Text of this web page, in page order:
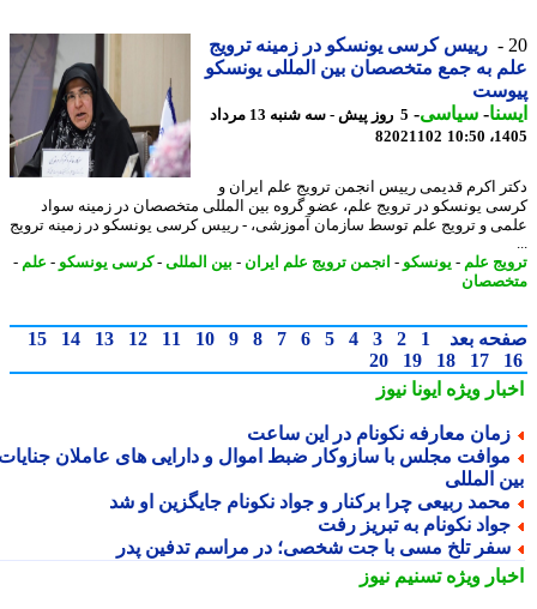
رییس کرسی یونسکو در زمینه ترویج
به جمع متخصصان بین المللی یونسکو
-سیاسی-
5 روز پیش - سه شنبه 13 مرداد
82021102
اکرم قدیمی رییس انجمن ترویج علم ایران و
یونسکو در ترویج علم، عضو گروه بین المللی متخصصان در زمینه سواد
و ترویج علم توسط سازمان آموزشی، - رییس کرسی یونسکو در زمینه ترویج
علم -یونسکو-انجمن ترویج علم ایران - بین المللی-کرسی یونسکو-علم -
بعد 1
2
3
4
5
6
7
8
9
10
11
12
13
14
15
17
18
19
20
ویژهایونا نیوز
معارفه نکونام در این ساعت
مجلس با سازوکار ضبط اموال و دارایی های عاملان جنایات
المللی
ربیعی چرا برکنار و جواد نکونام جایگزین او شد
نکونام به تبریز رفت
تلخ مسی با جت شخصی؛ در مراسم تدفین پدر
ویژهتسنیم نیوز